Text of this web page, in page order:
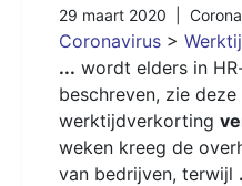
29 maart 2020 |
Coronavirus >
... wordt elders in
beschreven, zie
werktijdverkorting
weken kreeg de
van bedrijven, terwijl